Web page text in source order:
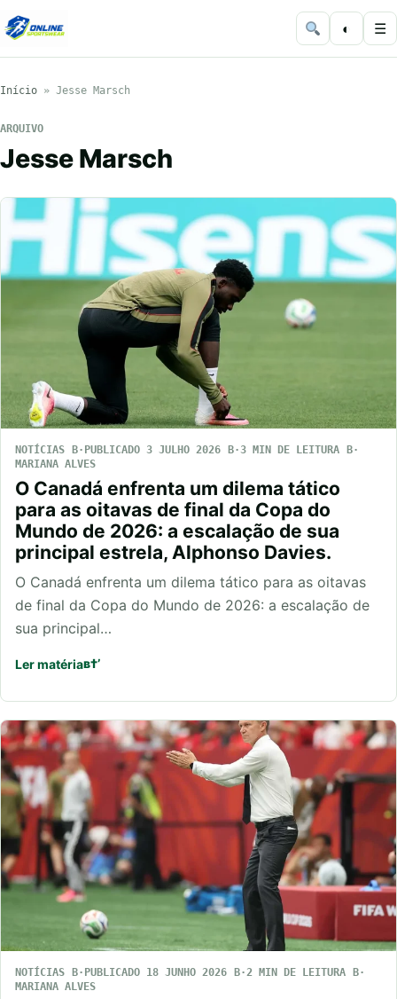
◐ ☰
Início » Jesse Marsch
ARQUIVO
Jesse Marsch
NOTÍCIAS PUBLICADO 3 JULHO 2026
3 MIN DE LEITURA
MARIANA ALVES
O Canadá enfrenta um dilema tático
para as oitavas de final da Copa do
Mundo de 2026: a escalação de sua
principal estrela, Alphonso Davies.
O Canadá enfrenta um dilema tático para as oitavas
de final da Copa do Mundo de 2026: a escalação de
sua principal…
Ler matéria
NOTÍCIAS PUBLICADO 18 JUNHO 2026
2 MIN DE LEITURA
MARIANA ALVES